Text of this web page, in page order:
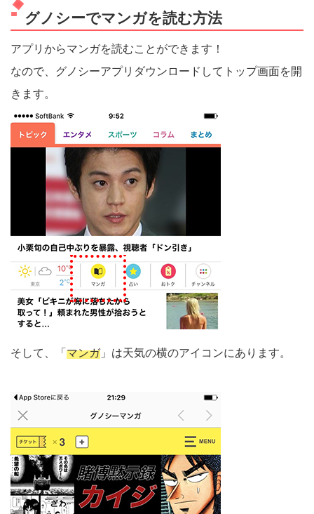
グノシーでマンガを読む方法
アプリからマンガを読むことができます！
なので、グノシーアプリダウンロードしてトップ画面を開
きます。
そして、「 マンガ」は天気の横のアイコンにあります。